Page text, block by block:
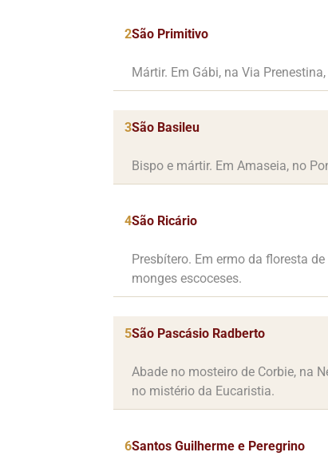
2São Primitivo
Mártir. Em Gábi, na Via
3São Basileu
Bispo e mártir. Em Amaseia, no
4São Ricário
Presbítero. Em ermo da floresta
monges escoceses.
5São Pascásio Radberto
Abade no mosteiro de Corbie, na
no mistério da Eucaristia.
6Santos Guilherme e Peregrino